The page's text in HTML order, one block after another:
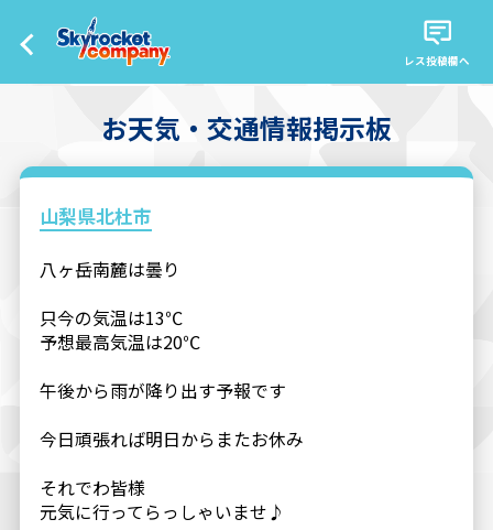
レス投稿欄へ
お天気・交通情報掲示板
山梨県北杜市
八ヶ岳南麓は曇り
只今の気温は13℃
予想最高気温は20℃
午後から雨が降り出す予報です
今日頑張れば明日からまたお休み
それでわ皆様
元気に行ってらっしゃいませ♪